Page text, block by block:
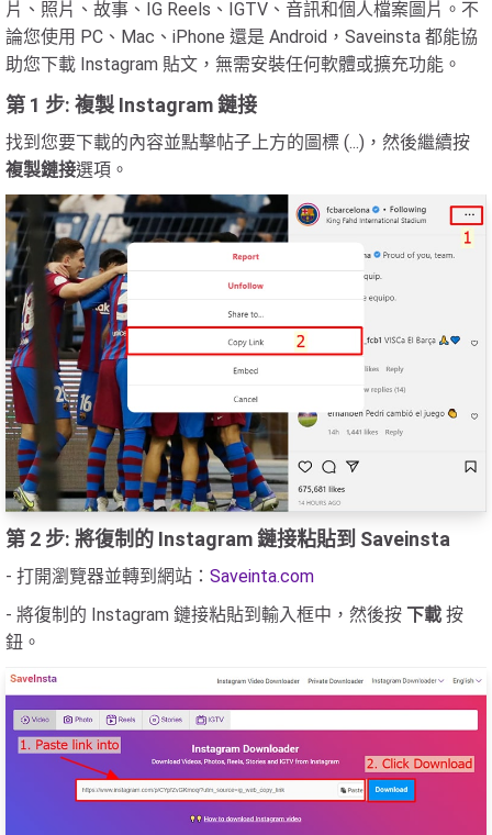
片、照片、故事、IG Reels、IGTV、音訊和個人檔案圖片。不
論您使用 PC、Mac、iPhone 還是 Android，Saveinsta 都能協
助您下載 Instagram 貼文，無需安裝任何軟體或擴充功能。
第 1 步: 複製 Instagram 鏈接
找到您要下載的內容並點擊帖子上方的圖標 (...)，然後繼續按
複製鏈接選項。
第 2 步: 將復制的 Instagram 鏈接粘貼到 Saveinsta
- 打開瀏覽器並轉到網站： Saveinta.com
- 將復制的 Instagram 鏈接粘貼到輸入框中，然後按 下載 按
鈕。